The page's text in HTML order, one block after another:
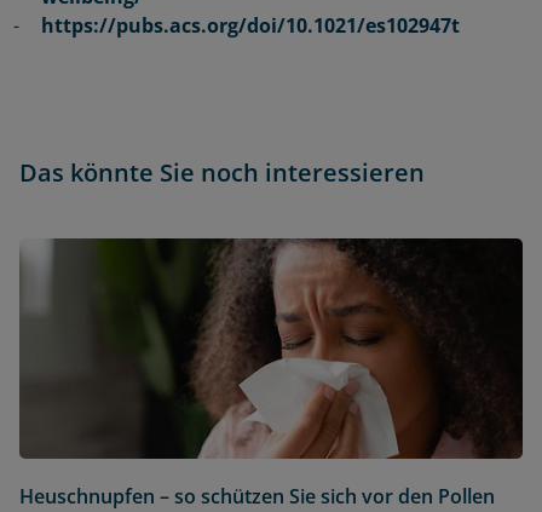
https://pubs.acs.org/doi/10.1021/es102947t
Das könnte Sie noch interessieren
Heuschnupfen – so schützen Sie sich vor den Pollen